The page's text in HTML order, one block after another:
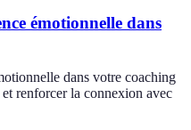
émotionnelle dans
dans votre coaching
renforcer la connexion avec